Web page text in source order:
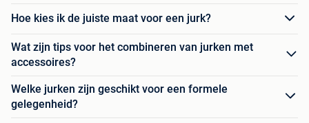
Hoe kies ik de juiste maat voor een jurk?
Wat zijn tips voor het combineren van jurken met
accessoires?
Welke jurken zijn geschikt voor een formele
gelegenheid?